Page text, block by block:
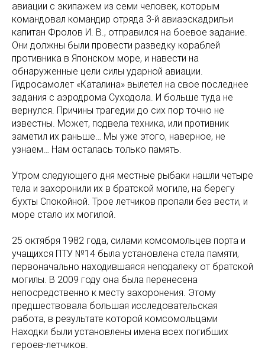
авиации с экипажем из семи человек, которым
командовал командир отряда 3-й авиаэскадрильи
капитан Фролов И. В., отправился на боевое задание.
Они должны были провести разведку кораблей
противника в Японском море, и навести на
обнаруженные цели силы ударной авиации.
Гидросамолет «Каталина» вылетел на свое последнее
задания с аэродрома Суходола. И больше туда не
вернулся. Причины трагедии до сих пор точно не
известны. Может, подвела техника, или противник
заметил их раньше… Мы уже этого, наверное, не
узнаем… Нам осталась только память.
Утром следующего дня местные рыбаки нашли четыре
тела и захоронили их в братской могиле, на берегу
бухты Спокойной. Трое летчиков пропали без вести, и
море стало их могилой.
25 октября 1982 года, силами комсомольцев порта и
учащихся ПТУ №14 была установлена стела памяти,
первоначально находившаяся неподалеку от братской
могилы. В 2009 году она была перенесена
непосредственно к месту захоронения. Этому
предшествовала большая исследовательская
работа, в результате которой комсомольцами
Находки были установлены имена всех погибших
героев-летчиков.